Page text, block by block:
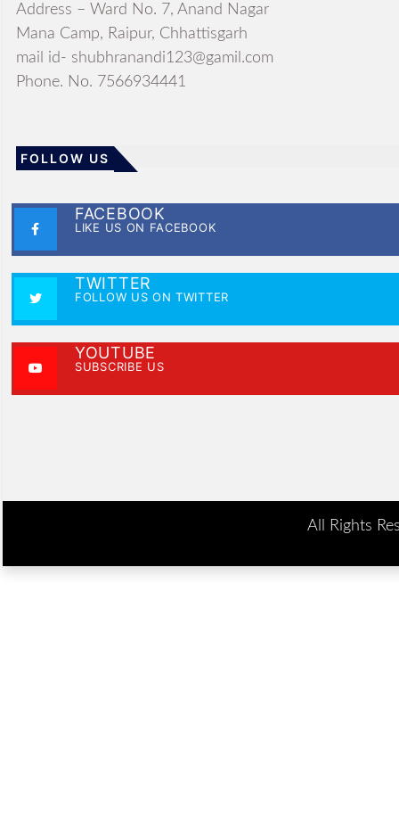
Address – Ward No. 7, Anand Nagar
Mana Camp, Raipur, Chhattisgarh
mail id- shubhranandi123@gamil.com
Phone. No. 7566934441
FOLLOW US
FACEBOOK
LIKE US ON FACEBOOK
TWITTER
FOLLOW US ON TWITTER
YOUTUBE
SUBSCRIBE US
All Rights